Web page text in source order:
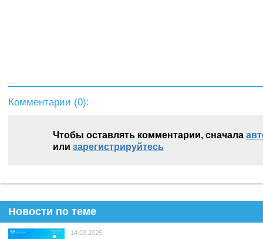
Комментарии (0):
Чтобы оставлять комментарии, сначала
или зарегистрируйтесь
Новости по теме
14.03.2025